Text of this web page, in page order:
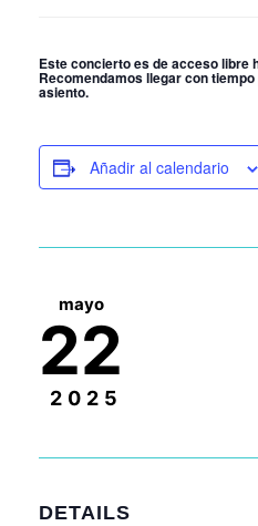
Este concierto es de acceso libre
Recomendamos llegar con
asiento.
Añadir al calendario
mayo
22
2025
DETAILS